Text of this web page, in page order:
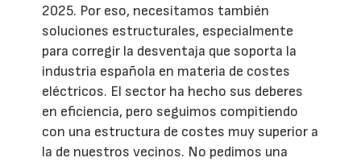
2025. Por eso, necesitamos también
soluciones estructurales, especialmente
para corregir la desventaja que soporta la
industria española en materia de costes
eléctricos. El sector ha hecho sus deberes
en eficiencia, pero seguimos compitiendo
con una estructura de costes muy superior a
la de nuestros vecinos. No pedimos una